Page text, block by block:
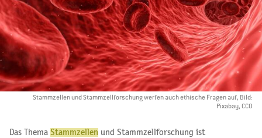
Stammzellen und Stammzellforschung werfen auch ethische Fragen auf, Bild:
Pixabay, CCO
Das Thema Stammzellen und Stammzellforschung ist